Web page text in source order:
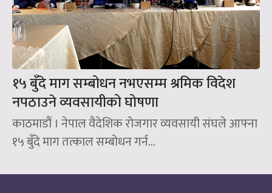
१५ बुँदे माग सम्बोधन नभएसम्म श्रमिक विदेश
नपठाउने व्यवसायीको घोषणा
काठमाडौं । नेपाल वैदेशिक रोजगार व्यवसायी संघले आफ्ना
१५ बुँदे माग तत्काल सम्बोधन गर्न...